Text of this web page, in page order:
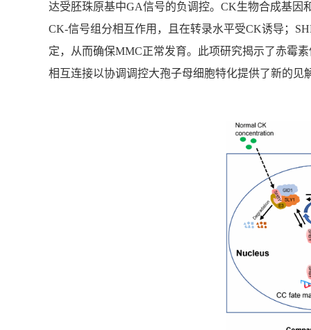
达受胚珠原基中GA信号的负调控。CK生物合成基
CK-信号组分相互作用，且在转录水平受CK诱导；
定，从而确保MMC正常发育。此项研究揭示了赤霉
相互连接以协调调控大孢子母细胞特化提供了新的见